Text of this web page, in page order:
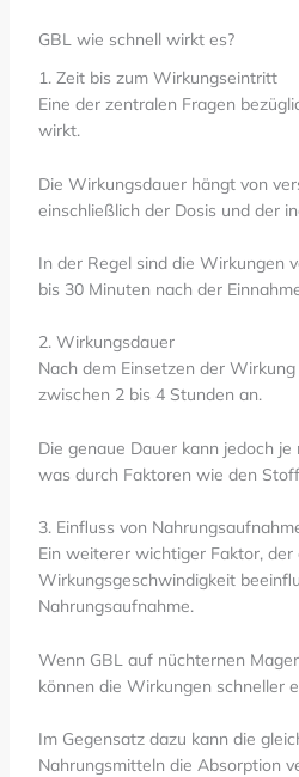
GBL wie schnell wirkt es?
1. Zeit bis zum Wirkungseintritt
Eine der zentralen Fragen
wirkt.
Die Wirkungsdauer hängt von
einschließlich der Dosis und der
In der Regel sind die Wirkungen
bis 30 Minuten nach der
2. Wirkungsdauer
Nach dem Einsetzen der
zwischen 2 bis 4 Stunden an.
Die genaue Dauer kann jedoch je
was durch Faktoren wie den
3. Einfluss von
Ein weiterer wichtiger Faktor, der
Wirkungsgeschwindigkeit
Nahrungsaufnahme.
Wenn GBL auf nüchternen
können die Wirkungen schneller
Im Gegensatz dazu kann die
Nahrungsmitteln die Absorption